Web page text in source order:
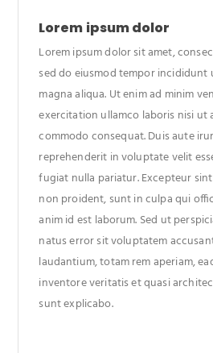
Lorem ipsum dolor
Lorem ipsum dolor sit amet,
sed do eiusmod tempor
magna aliqua. Ut enim ad minim
exercitation ullamco laboris nisi ut
commodo consequat. Duis aute
reprehenderit in voluptate velit
fugiat nulla pariatur. Excepteur
non proident, sunt in culpa qui
anim id est laborum. Sed ut
natus error sit voluptatem
laudantium, totam rem aperiam,
inventore veritatis et quasi
sunt explicabo.